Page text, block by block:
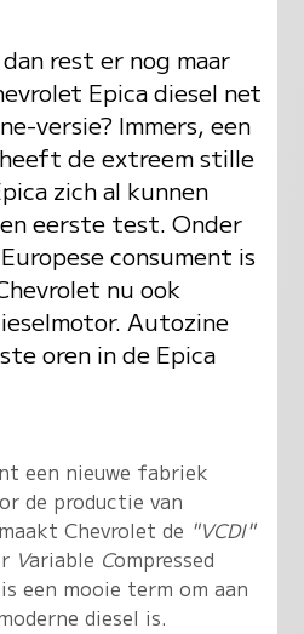
rest er nog maar
Epica diesel net
versie? Immers, een
de extreem stille
zich al kunnen
eerste test. Onder
consument is
nu ook
Autozine
oren in de Epica
een nieuwe fabriek
de productie van
Chevrolet de "VCDI"
Variable Compressed
een mooie term om aan
diesel is.